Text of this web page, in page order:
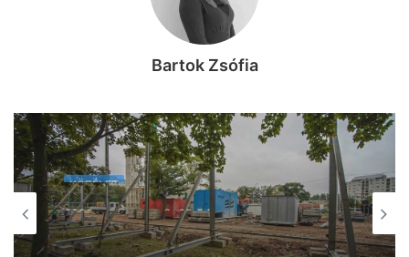
Bartok Zsófia
KÖZÉLET
2026, augusztus 6. 09:54
KÖZÉLET
2026, augusztus 6. 08:26